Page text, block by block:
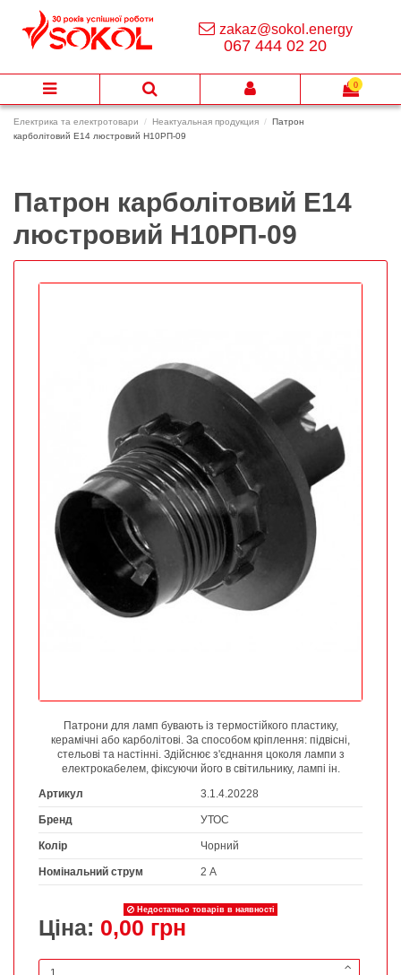
Електрика та електротовари Неактуальная продукция
Патрон
карболітовий Е14 люстровий Н10РП-09
Патрон карболітовий Е14
люстровий Н10РП-09
Патрони для ламп бувають із термостійкого пластику,
керамічні або карболітові. За способом кріплення: підвісні,
стельові та настінні. Здійснює з'єднання цоколя лампи з
електрокабелем, фіксуючи його в світильнику, лампі ін.
Артикул
3.1.4.20228
Бренд УТОС
Колір Чорний
Номінальний струм 2 А
Недостатньо товарів в наявності
Ціна: 0,00 грн
zakaz@sokol.energy
067 444 02 20
0